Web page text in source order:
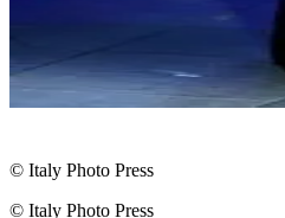
© Italy Photo Press
© Italy Photo Press